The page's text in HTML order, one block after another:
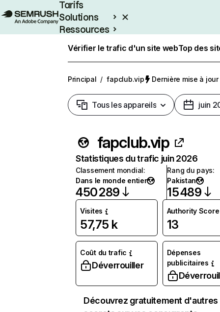
Tarifs
Solutions
Ressources
Vérifier le trafic d'un site webTop des
Principal / fapclub.vip Dernière mise à
Tous les appareils juin
fapclub.vip
Statistiques du trafic juin 2026
Classement mondial:
Dans le monde entier
450 289
Rang du pays:
Pakistan
15 489
Visites
57,75 k
Authority Score
13
Coût du trafic
Déverrouiller
Dépenses
publicitaires
Découvrez gratuitement d'autres